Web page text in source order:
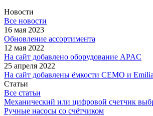
Новости
Все новости
16 мая 2023
Обновление ассортимента
12 мая 2022
На сайт добавлено оборудование APAC
25 апреля 2022
На сайт добавлены ёмкости CEMO и
Статьи
Все статьи
Механический или цифровой счетчик
Ручные насосы со счётчиком